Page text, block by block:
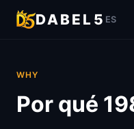
DABEL5 ES
WHY
Por qué